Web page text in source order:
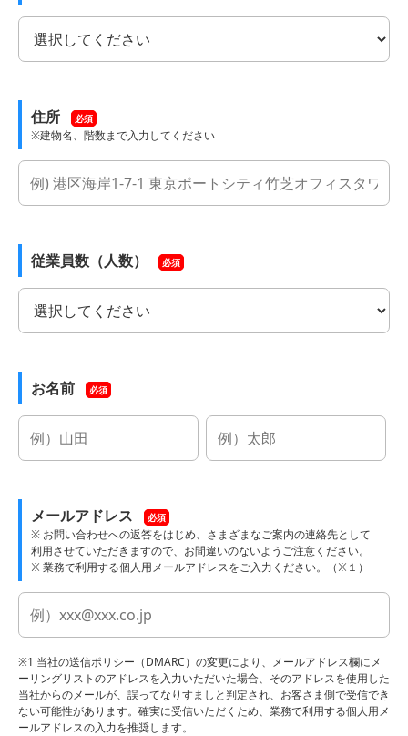
住所 必須
※建物名、階数まで入力してください
従業員数（人数） 必須
お名前 必須
メールアドレス 必須
※ お問い合わせへの返答をはじめ、さまざまなご案内の連絡先として
利用させていただきますので、お間違いのないようご注意ください。
※ 業務で利用する個人用メールアドレスをご入力ください。（※１）
※1 当社の送信ポリシー（DMARC）の変更により、メールアドレス欄にメ
ーリングリストのアドレスを入力いただいた場合、そのアドレスを使用した
当社からのメールが、誤ってなりすましと判定され、お客さま側で受信でき
ない可能性があります。確実に受信いただくため、業務で利用する個人用メ
ールアドレスの入力を推奨します。